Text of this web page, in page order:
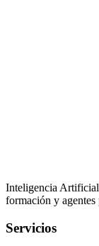
Inteligencia
formación y agentes
Servicios